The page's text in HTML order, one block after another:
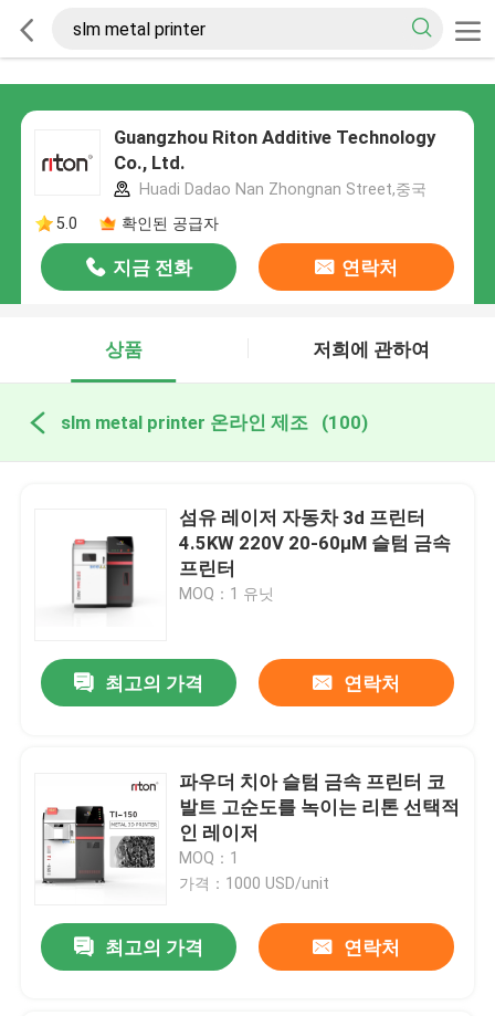
Guangzhou Riton Additive Technology
Co., Ltd.
Huadi Dadao Nan Zhongnan Street,중국
5.0
확인된 공급자
지금 전화 연락처
상품 저희에 관하여
slm metal printer 온라인 제조 (100)
섬유 레이저 자동차 3d 프린터
4.5KW 220V 20-60μM 슬텀 금속
프린터
MOQ：1 유닛
최고의 가격 연락처
파우더 치아 슬텀 금속 프린터 코
발트 고순도를 녹이는 리톤 선택적
인 레이저
MOQ：1
가격：1000 USD/unit
최고의 가격 연락처